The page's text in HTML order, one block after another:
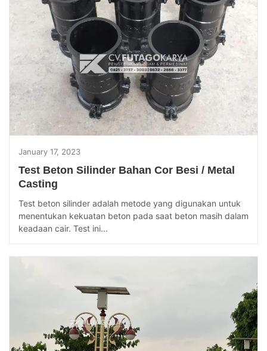
January 17, 2023
Test Beton Silinder Bahan Cor Besi / Metal
Casting
Test beton silinder adalah metode yang digunakan untuk
menentukan kekuatan beton pada saat beton masih dalam
keadaan cair. Test ini...